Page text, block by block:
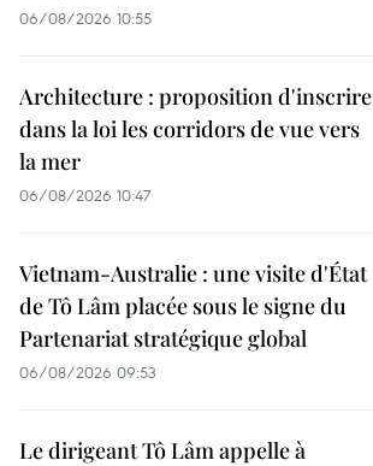
06/08/2026 10:55
Architecture : proposition d'inscrire
dans la loi les corridors de vue vers
la mer
06/08/2026 10:47
Vietnam-Australie : une visite d'État
de Tô Lâm placée sous le signe du
Partenariat stratégique global
06/08/2026 09:53
Le dirigeant Tô Lâm appelle à